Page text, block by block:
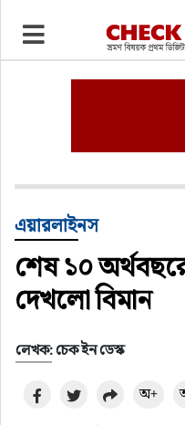
ভ্রমণ
ওটিএ
হোটেল-মোটেল-রিসোর্ট
বিদেশযাত্রা
প্রবাস
এয়ারলাইনস
শেষ ১০
দেখলো বিমান
লেখক: চেক ইন ডেস্ক
অ+